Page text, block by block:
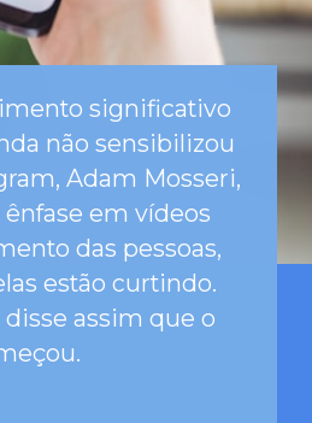
significativo
não sensibilizou
Adam Mosseri,
em vídeos
das pessoas,
estão curtindo.
disse assim que o